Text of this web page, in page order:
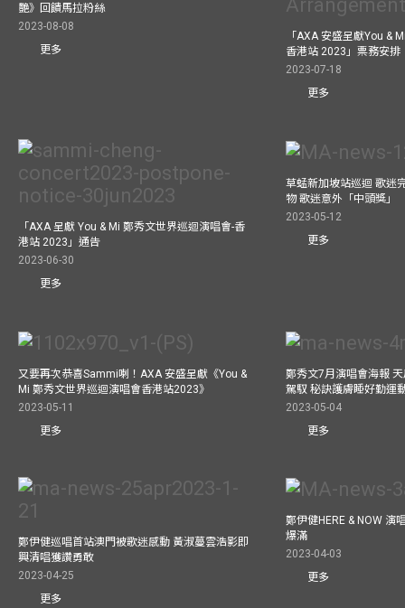
艷》回饋馬拉粉絲
2023-08-08
更多
「AXA 安盛呈獻You &
香港站 2023」票務安排
2023-07-18
更多
「AXA 呈獻 You & Mi 鄭秀文世界巡迴演唱會-香
港站 2023」通告
2023-06-30
更多
草蜢新加坡站巡迴 歌迷
物 歌迷意外「中頭獎」
2023-05-12
更多
又要再次恭喜Sammi喇！AXA 安盛呈獻《You &
Mi 鄭秀文世界巡迴演唱會香港站2023》
2023-05-11
更多
鄭秀文7月演唱會海報
駕馭 秘訣護膚睡好勤運
2023-05-04
更多
鄭伊健巡唱首站澳門被歌迷感動 黃淑蔓雲浩影即
興清唱獲讚勇敢
2023-04-25
更多
鄭伊健HERE & NOW 演
爆滿
2023-04-03
更多